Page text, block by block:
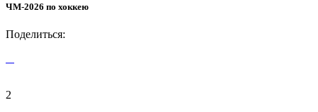
ЧМ-2026 по хоккею
Поделиться:
2